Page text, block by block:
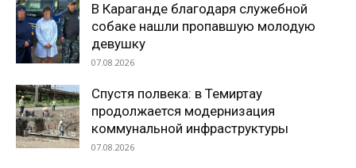
В Караганде благодаря служебной
собаке нашли пропавшую молодую
девушку
07.08.2026
Спустя полвека: в Темиртау
продолжается модернизация
коммунальной инфраструктуры
07.08.2026